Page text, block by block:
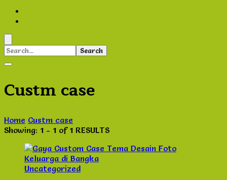
Search
Custm case
Home Custm case
Showing: 1 - 1 of 1 RESULTS
Uncategorized